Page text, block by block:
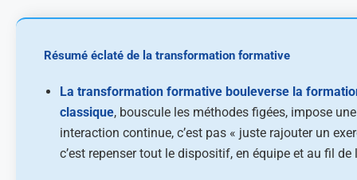
Résumé éclaté de la transformation formative
La transformation formative bouleverse la
classique, bouscule les méthodes figées, impose une
interaction continue, c’est pas « juste rajouter un
c’est repenser tout le dispositif, en équipe et au fil de